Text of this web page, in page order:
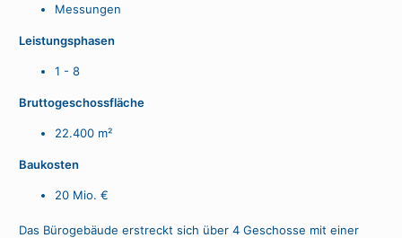
Messungen
Leistungsphasen
1 - 8
Bruttogeschossfläche
22.400 m²
Baukosten
20 Mio. €
Das Bürogebäude erstreckt sich über 4 Geschosse mit einer